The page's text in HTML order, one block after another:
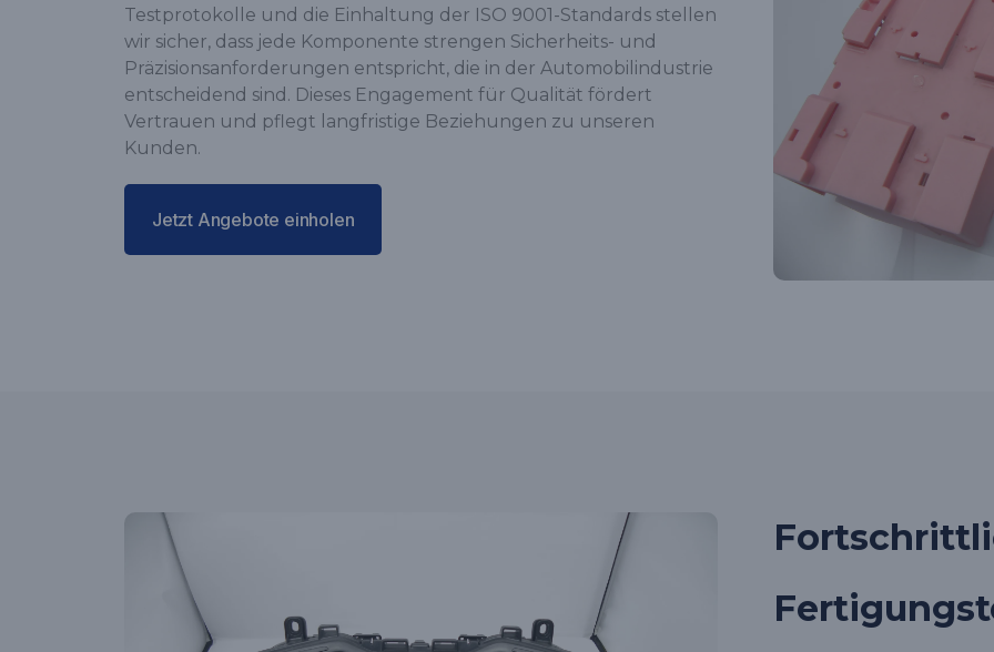
Testprotokolle und die Einhaltung der ISO 9001-Standards stellen
wir sicher, dass jede Komponente strengen Sicherheits- und
Präzisionsanforderungen entspricht, die in der Automobilindustrie
entscheidend sind. Dieses Engagement für Qualität fördert
Vertrauen und pflegt langfristige Beziehungen zu unseren
Kunden.
Jetzt Angebote einholen